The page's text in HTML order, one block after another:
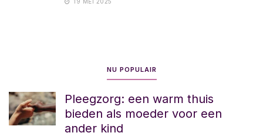
NU POPULAIR
Pleegzorg: een warm thuis
bieden als moeder voor een
ander kind